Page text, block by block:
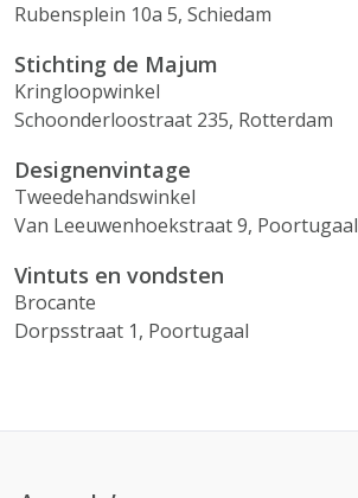
Rubensplein 10a 5, Schiedam
Stichting de Majum
Kringloopwinkel
Schoonderloostraat 235, Rotterdam
Designenvintage
Tweedehandswinkel
Van Leeuwenhoekstraat 9, Poortugaal
Vintuts en vondsten
Brocante
Dorpsstraat 1, Poortugaal